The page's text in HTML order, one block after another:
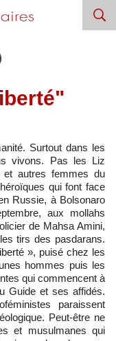
vivons. Pas les Liz
et autres femmes du
qui font face
Russie, à Bolsonaro
aux mollahs
de Mahsa Amini,
tirs des pasdarans.
», puisé chez les
hommes puis les
qui commencent à
Guide et ses affidés.
paraissent
Peut-être ne
et musulmanes qui